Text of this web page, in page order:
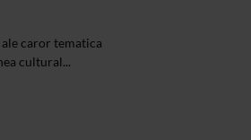
caror tematica
cultural...